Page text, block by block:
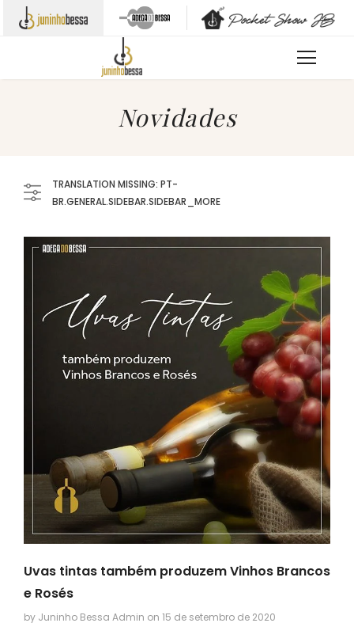
Novidades
TRANSLATION MISSING: PT-
BR.GENERAL.SIDEBAR.SIDEBAR_MORE
Uvas tintas também produzem Vinhos Brancos
e Rosés
by Juninho Bessa Admin on 15 de setembro de 2020